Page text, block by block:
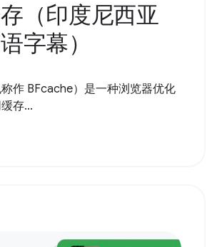
（印度尼西亚
字幕）
作 BFcache）是一种浏览器优化
存...